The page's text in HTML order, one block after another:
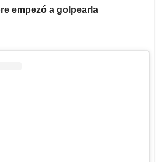
empezó a golpearla